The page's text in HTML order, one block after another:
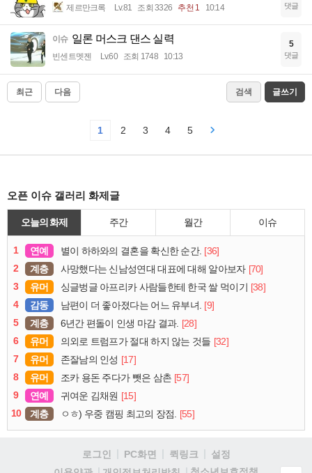
제르만크록 Lv.81 조회 3326 추천 1 10:14 댓글
이슈 일론 머스크 댄스 실력
빈센트멧젠 Lv.60 조회 1748 10:13
5
댓글
최근 다음 검색 글쓰기
1 2 3 4 5
오픈 이슈 갤러리 화제글
오늘의 화제 주간 월간 이슈
1 연예 별이 하하와의 결혼을 확신한 순간. [36]
2
계층 사망했다는 신남성연대 대표에 대해 알아보자 [70]
3
유머 싱글벙글 아프리카 사람들한테 한국 쌀 먹이기 [38]
4
감동 남편이 더 좋아졌다는 어느 유부녀. [9]
5
계층 6년간 편돌이 인생 마감 결과. [28]
6
유머 의외로 트럼프가 절대 하지 않는 것들 [32]
7
유머 존잘남의 인성 [17]
8
유머 조카 용돈 주다가 뺏은 삼촌 [57]
9
연예 귀여운 김채원 [15]
10
계층 ㅇㅎ) 우중 캠핑 최고의 장점. [55]
로그인 PC화면 퀵링크
설정